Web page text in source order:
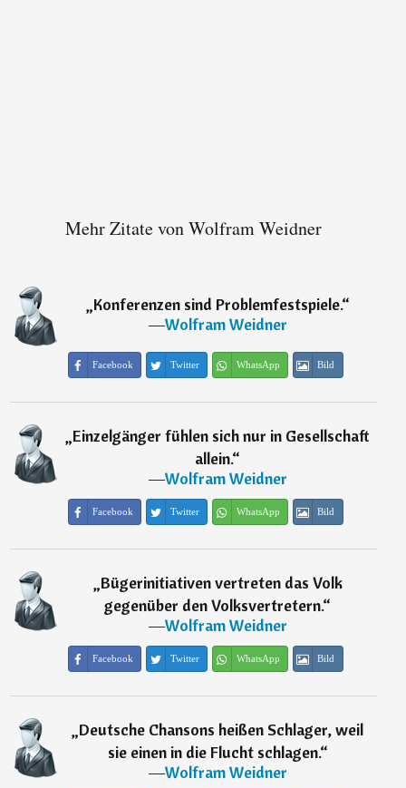
Mehr Zitate von Wolfram Weidner
„Konferenzen sind Problemfestspiele.“
―Wolfram Weidner
Facebook Twitter WhatsApp Bild
„Einzelgänger fühlen sich nur in Gesellschaft
allein.“
―Wolfram Weidner
Facebook Twitter WhatsApp Bild
„Bügerinitiativen vertreten das Volk
gegenüber den Volksvertretern.“
―Wolfram Weidner
Facebook Twitter WhatsApp Bild
„Deutsche Chansons heißen Schlager, weil
sie einen in die Flucht schlagen.“
―Wolfram Weidner